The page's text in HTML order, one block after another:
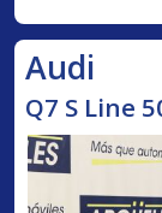
Audi
Q7 S Line